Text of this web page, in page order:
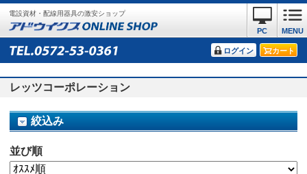
電設資材・配線用器具の激安ショップ
MENU
PC
ログイン カート
レッツコーポレーション
絞込み
並び順